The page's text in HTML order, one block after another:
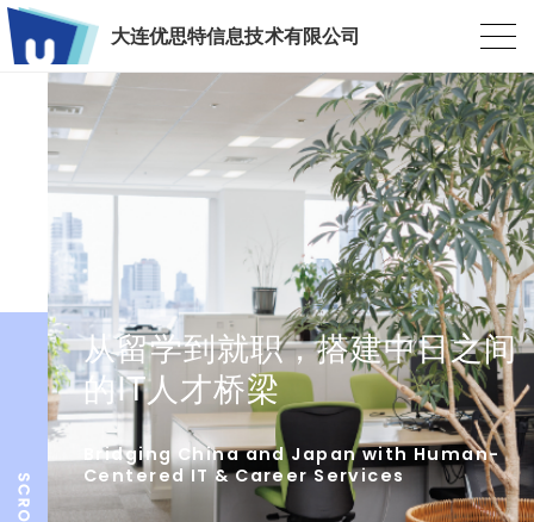
大连优思特信息技术有限公司
从留学到就职，搭建中日之间
的IT人才桥梁
Bridging China and Japan with Human-
Centered IT & Career Services